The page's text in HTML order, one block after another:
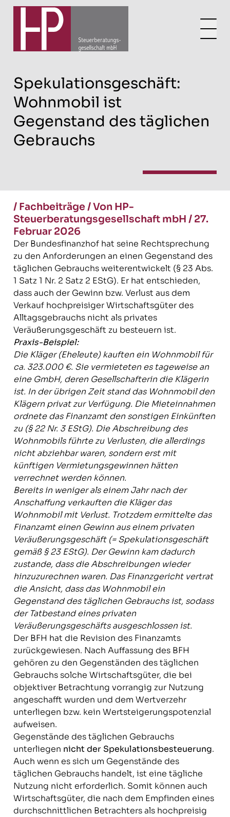
Spekulationsgeschäft:
Wohnmobil ist
Gegenstand des täglichen
Gebrauchs
/ Fachbeiträge/Von HP-
Steuerberatungsgesellschaft mbH / 27.
Februar 2026
Der Bundesfinanzhof hat seine Rechtsprechung
zu den Anforderungen an einen Gegenstand des
täglichen Gebrauchs weiterentwickelt (§ 23 Abs.
1 Satz 1 Nr. 2 Satz 2 EStG). Er hat entschieden,
dass auch der Gewinn bzw. Verlust aus dem
Verkauf hochpreisiger Wirtschaftsgüter des
Alltagsgebrauchs nicht als privates
Veräußerungsgeschäft zu besteuern ist.
Praxis-Beispiel:
Die Kläger (Eheleute) kauften ein Wohnmobil für
ca. 323.000 €. Sie vermieteten es tageweise an
eine GmbH, deren Gesellschafterin die Klägerin
ist. In der übrigen Zeit stand das Wohnmobil den
Klägern privat zur Verfügung. Die Mieteinnahmen
ordnete das Finanzamt den sonstigen Einkünften
zu (§ 22 Nr. 3 EStG). Die Abschreibung des
Wohnmobils führte zu Verlusten, die allerdings
nicht abziehbar waren, sondern erst mit
künftigen Vermietungsgewinnen hätten
verrechnet werden können.
Bereits in weniger als einem Jahr nach der
Anschaffung verkauften die Kläger das
Wohnmobil mit Verlust. Trotzdem ermittelte das
Finanzamt einen Gewinn aus einem privaten
Veräußerungsgeschäft (= Spekulationsgeschäft
gemäß § 23 EStG). Der Gewinn kam dadurch
zustande, dass die Abschreibungen wieder
hinzuzurechnen waren. Das Finanzgericht vertrat
die Ansicht, dass das Wohnmobil ein
Gegenstand des täglichen Gebrauchs ist, sodass
der Tatbestand eines privaten
Veräußerungsgeschäfts ausgeschlossen ist.
Der BFH hat die Revision des Finanzamts
zurückgewiesen. Nach Auffassung des BFH
gehören zu den Gegenständen des täglichen
Gebrauchs solche Wirtschaftsgüter, die bei
objektiver Betrachtung vorrangig zur Nutzung
angeschafft wurden und dem Wertverzehr
unterliegen bzw. kein Wertsteigerungspotenzial
aufweisen.
Gegenstände des täglichen Gebrauchs
unterliegen nicht der Spekulationsbesteuerung.
Auch wenn es sich um Gegenstände des
täglichen Gebrauchs handelt, ist eine tägliche
Nutzung nicht erforderlich. Somit können auch
Wirtschaftsgüter, die nach dem Empfinden eines
durchschnittlichen Betrachters als hochpreisig